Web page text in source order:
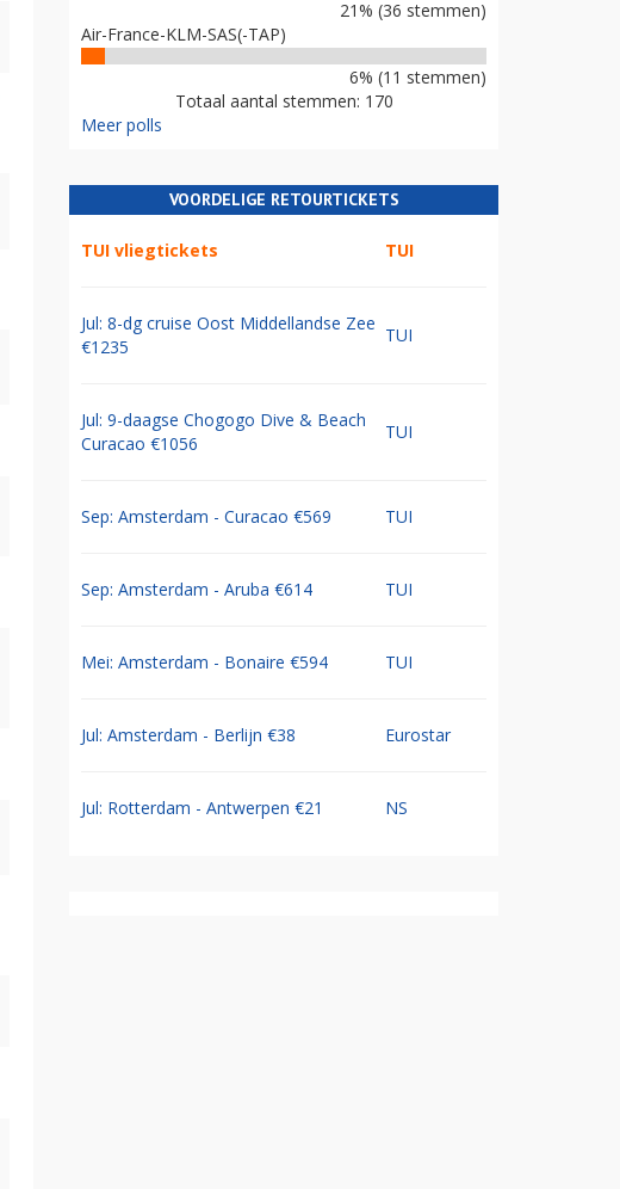
21% (36 stemmen)
Air-France-KLM-SAS(-TAP)
6% (11 stemmen)
Totaal aantal stemmen: 170
Meer polls
VOORDELIGE RETOURTICKETS
TUI vliegtickets TUI
Jul: 8-dg cruise Oost Middellandse Zee
€1235
TUI
Jul: 9-daagse Chogogo Dive & Beach
Curacao €1056
TUI
Sep: Amsterdam - Curacao €569 TUI
Sep: Amsterdam - Aruba €614 TUI
Mei: Amsterdam - Bonaire €594 TUI
Jul: Amsterdam - Berlijn €38 Eurostar
Jul: Rotterdam - Antwerpen €21 NS